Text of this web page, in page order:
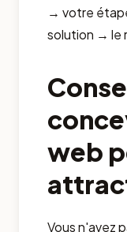
→ votre
solution → le
web
Vous n'avez